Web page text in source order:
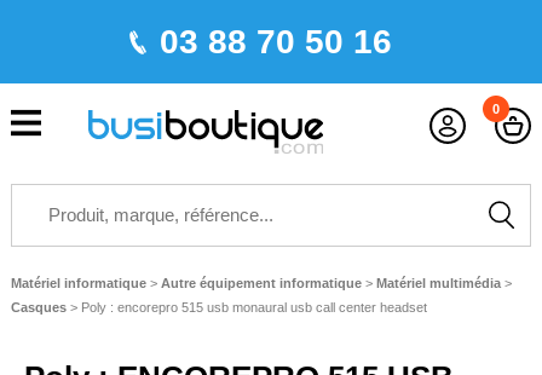
03 88 70 50 16
0
Matériel informatique > Autre équipement informatique > Matériel multimédia >
Casques> Poly : encorepro 515 usb monaural usb call center headset